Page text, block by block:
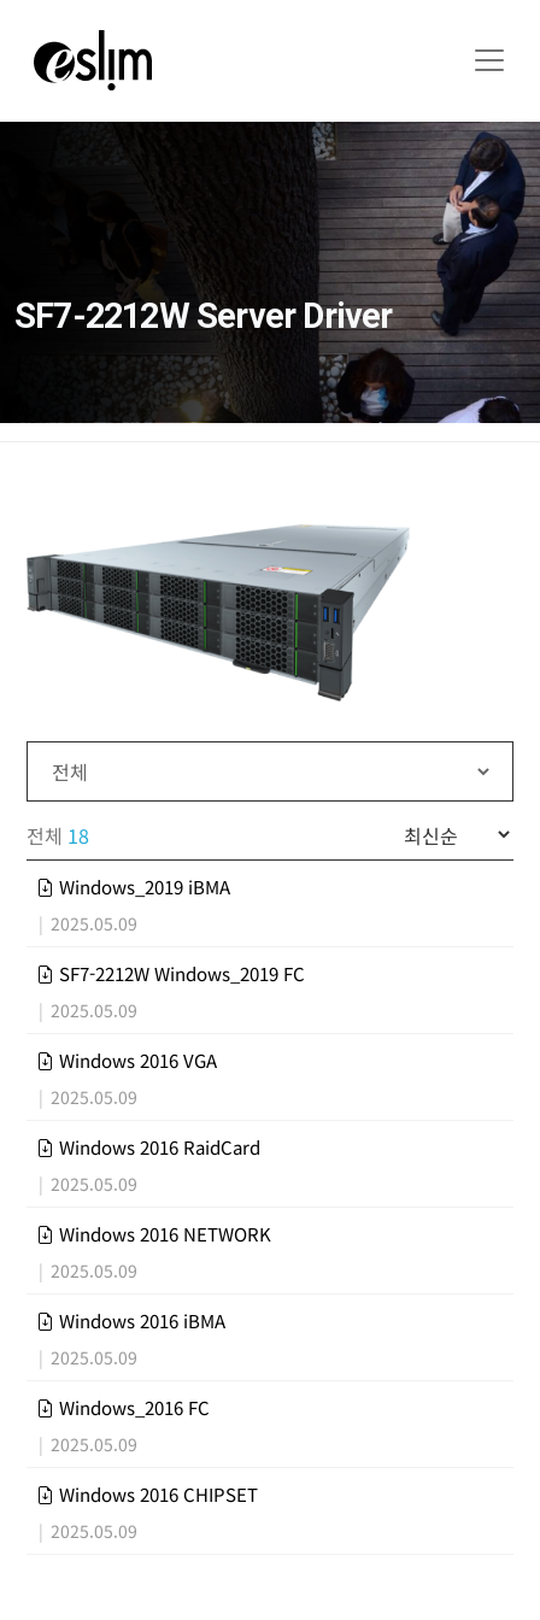
SF7-2212W Server Driver
전체 18
Windows_2019 iBMA
| 2025.05.09
SF7-2212W Windows_2019 FC
| 2025.05.09
Windows 2016 VGA
| 2025.05.09
Windows 2016 RaidCard
| 2025.05.09
Windows 2016 NETWORK
| 2025.05.09
Windows 2016 iBMA
| 2025.05.09
Windows_2016 FC
| 2025.05.09
Windows 2016 CHIPSET
| 2025.05.09